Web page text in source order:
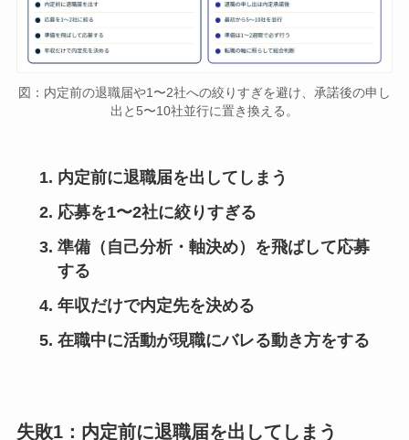
図：内定前の退職届や1〜2社への絞りすぎを避け、承諾後の申し
出と5〜10社並行に置き換える。
内定前に退職届を出してしまう
応募を1〜2社に絞りすぎる
準備（自己分析・軸決め）を飛ばして応募
する
年収だけで内定先を決める
在職中に活動が現職にバレる動き方をする
失敗1：内定前に退職届を出してしまう